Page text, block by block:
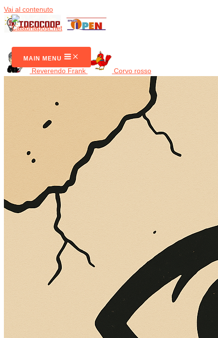
Vai al contenuto
MAIN MENU
Reverendo Frank Corvo rosso